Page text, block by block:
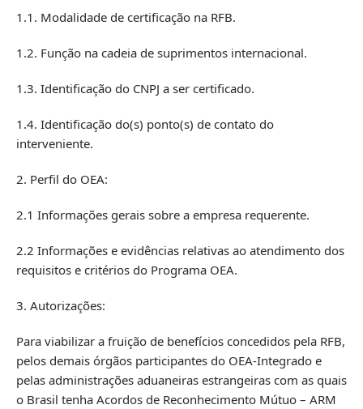
1.1. Modalidade de certificação na RFB.
1.2. Função na cadeia de suprimentos internacional.
1.3. Identificação do CNPJ a ser certificado.
1.4. Identificação do(s) ponto(s) de contato do
interveniente.
2. Perfil do OEA:
2.1 Informações gerais sobre a empresa requerente.
2.2 Informações e evidências relativas ao atendimento dos
requisitos e critérios do Programa OEA.
3. Autorizações:
Para viabilizar a fruição de benefícios concedidos pela RFB,
pelos demais órgãos participantes do OEA-Integrado e
pelas administrações aduaneiras estrangeiras com as quais
o Brasil tenha Acordos de Reconhecimento Mútuo – ARM